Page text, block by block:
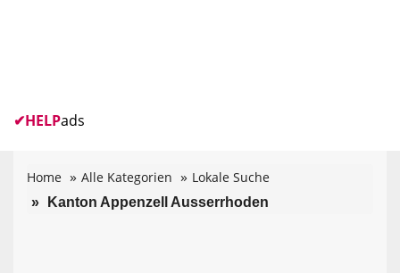
✔HELPads
Home Alle Kategorien Lokale Suche
Kanton Appenzell Ausserrhoden